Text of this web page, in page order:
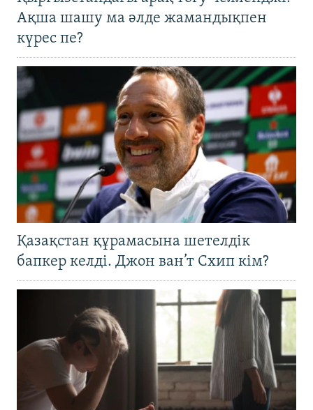
Ақша шашу ма әлде жамандықпен
күрес пе?
Қазақстан құрамасына шетелдік
бапкер келді. Джон ван’т Схип кім?